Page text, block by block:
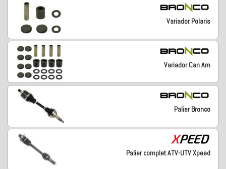
Variador Polaris
Variador Can Am
Palier Bronco
Palier complet ATV-UTV Xpeed